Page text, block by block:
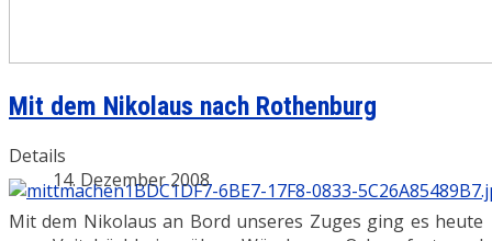
Mit dem Nikolaus nach Rothenburg
Details
14. Dezember 2008
Mit dem Nikolaus an Bord unseres Zuges ging es heute